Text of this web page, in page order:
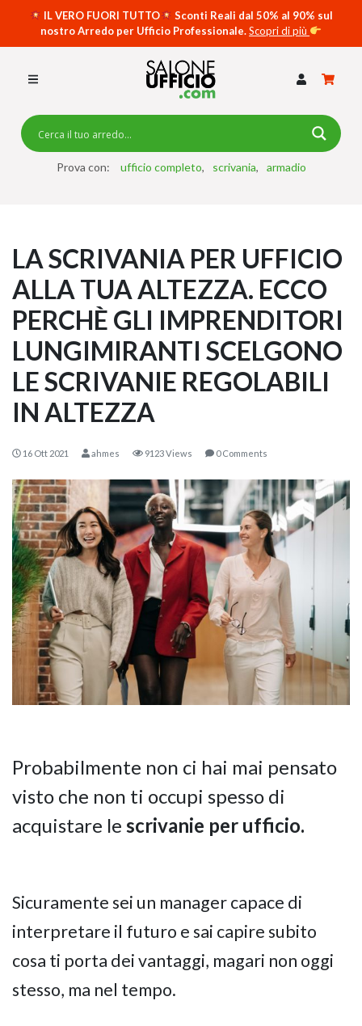
IL VERO FUORI TUTTO
Sconti Reali dal 50% al 90% sul
nostro Arredo per Ufficio Professionale.Scopri di più
Prova con: ufficio completo scrivania armadio
SWING 7020 –
KOROS –
SCRIVANIE SPECIAL DESK
CASSETTIERE
RECEPTION
TAVOLI RIUNIONE
LA SCRIVANIA PER UFFICIO
ALLA TUA ALTEZZA. ECCO
PERCHÈ GLI IMPRENDITORI
LUNGIMIRANTI SCELGONO
LE SCRIVANIE REGOLABILI
IN ALTEZZA
16 Ott 2021 ahmes 9123 Views 0 Comments
Probabilmente non ci hai mai pensato
visto che non ti occupi spesso di
acquistare le scrivanie per ufficio.
Sicuramente sei un manager capace di
interpretare il futuro e sai capire subito
cosa ti porta dei vantaggi, magari non oggi
stesso, ma nel tempo.